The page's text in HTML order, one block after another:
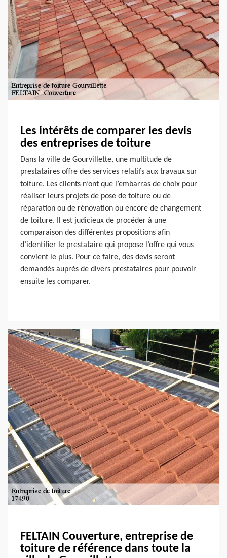
Les intérêts de comparer les devis
des entreprises de toiture
Dans la ville de Gourvillette, une multitude de
prestataires offre des services relatifs aux travaux sur
toiture. Les clients n’ont que l’embarras de choix pour
réaliser leurs projets de pose de toiture ou de
réparation ou de rénovation ou encore de changement
de toiture. Il est judicieux de procéder à une
comparaison des différentes propositions afin
d’identifier le prestataire qui propose l’offre qui vous
convient le plus. Pour ce faire, des devis seront
demandés auprès de divers prestataires pour pouvoir
ensuite les comparer.
FELTAIN Couverture, entreprise de
toiture de référence dans toute la